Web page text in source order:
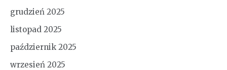
grudzień 2025
listopad 2025
październik 2025
wrzesień 2025